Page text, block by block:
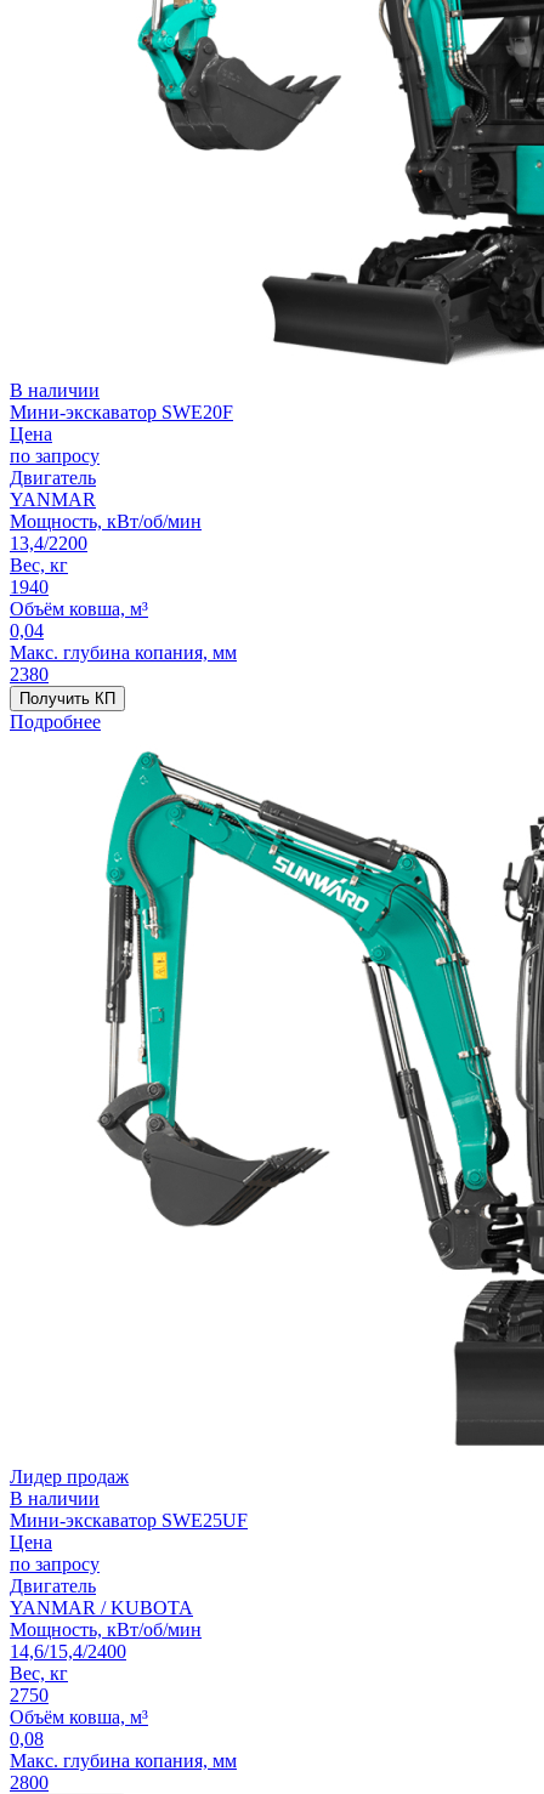
В наличии
Мини-экскаватор SWE20F
Цена
по запросу
Двигатель
YANMAR
Мощность, кВт/об/мин
13,4/2200
Вес, кг
1940
Объём ковша, м³
0,04
Макс. глубина копания, мм
2380
Получить КП
Подробнее
Лидер продаж
В наличии
Мини-экскаватор SWE25UF
Цена
по запросу
Двигатель
YANMAR / KUBOTA
Мощность, кВт/об/мин
14,6/15,4/2400
Вес, кг
2750
Объём ковша, м³
0,08
Макс. глубина копания, мм
2800